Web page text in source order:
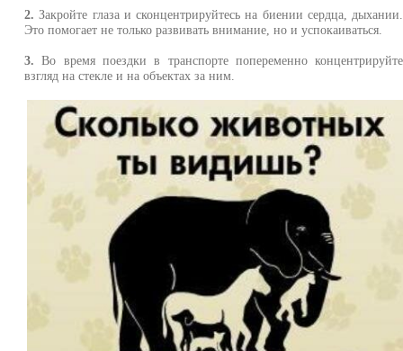
2. Закройте глаза и сконцентрируйтесь на биении сердца, дыхании.
Это помогает не только развивать внимание, но и успокаиваться.
3. Во время поездки в транспорте попеременно концентрируйте
взгляд на стекле и на объектах за ним.